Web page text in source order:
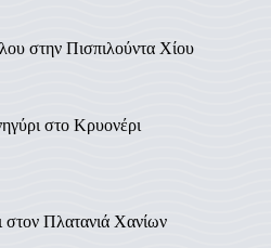
στην Πισπιλούντα Χίου
στο Κρυονέρι
στον Πλατανιά Χανίων